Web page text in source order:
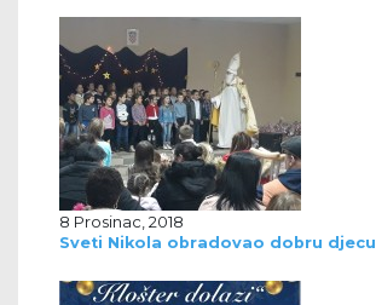
8 Prosinac, 2018
Sveti Nikola obradovao dobru djecu